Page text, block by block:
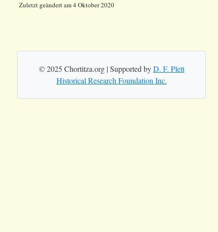
Zuletzt geändert am 4 Oktober 2020
© 2025 Chortitza.org | Supported byD. F. Plett
Historical Research Foundation Inc.